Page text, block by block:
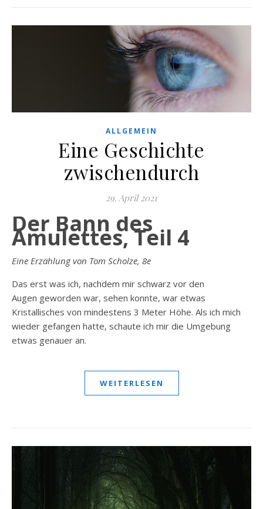
ALLGEMEIN
Eine Geschichte
zwischendurch
29. April 2021
Der Bann des
Amulettes, Teil 4
Eine Erzählung von Tom Scholze, 8e
Das erst was ich, nachdem mir schwarz vor den
Augen geworden war, sehen konnte, war etwas
Kristallisches von mindestens 3 Meter Höhe. Als ich mich
wieder gefangen hatte, schaute ich mir die Umgebung
etwas genauer an.
WEITERLESEN